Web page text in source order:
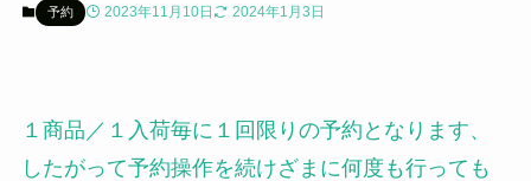
予約 2023年11月10日 2024年1月3日
１商品／１入荷毎に１回限りの予約となります、
したがって予約操作を続けざまに何度も行っても